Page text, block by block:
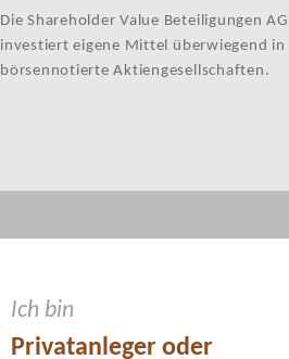
Die Shareholder Value Beteiligungen AG
investiert eigene Mittel überwiegend in
börsennotierte Aktiengesellschaften.
Ich bin
Privatanleger oder